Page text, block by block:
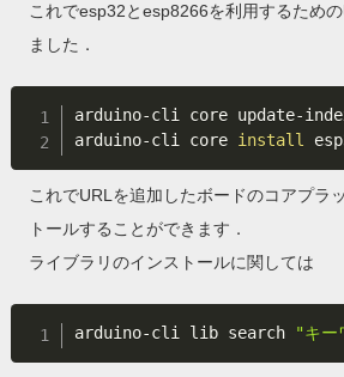
これでesp32とesp8266を利用するため
ました．
arduino-cli core update-
arduino-cli core install
これでURLを追加したボードのコアプラ
トールすることができます．
ライブラリのインストールに関しては
arduino-cli lib search "キー